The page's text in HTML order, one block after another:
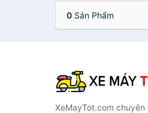
0 Sản Phẩm
XeMayTot.com